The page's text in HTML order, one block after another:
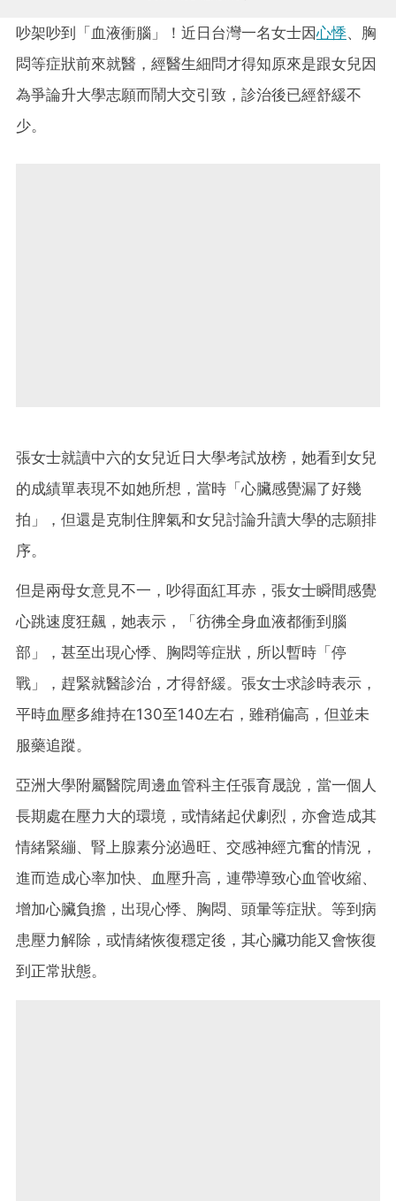
吵架吵到「血液衝腦」！近日台灣一名女士因心悸、胸
悶等症狀前來就醫，經醫生細問才得知原來是跟女兒因
為爭論升大學志願而鬧大交引致，診治後已經舒緩不
少。
張女士就讀中六的女兒近日大學考試放榜，她看到女兒
的成績單表現不如她所想，當時「心臟感覺漏了好幾
拍」，但還是克制住脾氣和女兒討論升讀大學的志願排
序。
但是兩母女意見不一，吵得面紅耳赤，張女士瞬間感覺
心跳速度狂飆，她表示，「彷彿全身血液都衝到腦
部」，甚至出現心悸、胸悶等症狀，所以暫時「停
戰」，趕緊就醫診治，才得舒緩。張女士求診時表示，
平時血壓多維持在130至140左右，雖稍偏高，但並未
服藥追蹤。
亞洲大學附屬醫院周邊血管科主任張育晟說，當一個人
長期處在壓力大的環境，或情緒起伏劇烈，亦會造成其
情緒緊繃、腎上腺素分泌過旺、交感神經亢奮的情況，
進而造成心率加快、血壓升高，連帶導致心血管收縮、
增加心臟負擔，出現心悸、胸悶、頭暈等症狀。等到病
患壓力解除，或情緒恢復穩定後，其心臟功能又會恢復
到正常狀態。